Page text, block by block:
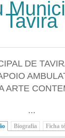
principal
Tavira
DE
ARTE
...
(separador ativo)
Biografia Ficha